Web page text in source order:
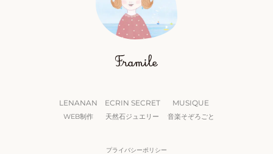
LENANAN
WEB制作
ECRIN SECRET
天然石ジュエリー
MUSIQUE
音楽そぞろごと
プライバシーポリシー